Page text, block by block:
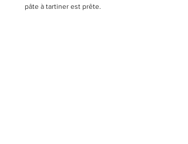
pâte à tartiner est prête.